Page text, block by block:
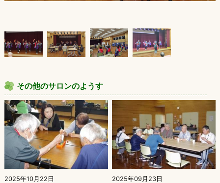
その他のサロンのようす
2025年10月22日
2025年09月23日